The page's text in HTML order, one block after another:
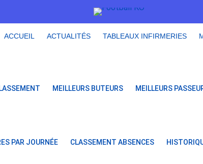
ACCUEIL ACTUALITÉS TABLEAUX INFIRMERIES
MEILLEURS BUTEURS MEILLEURS
PAR JOURNÉE CLASSEMENT ABSENCES